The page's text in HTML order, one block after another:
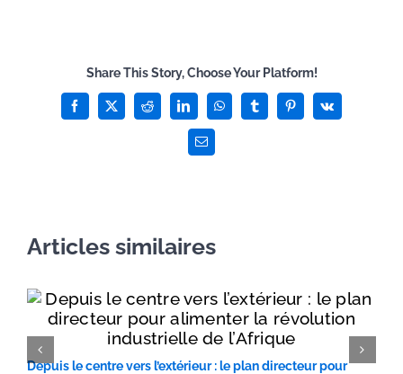
Share This Story, Choose Your Platform!
Facebook
X Reddit LinkedInWhatsAppTumblrPinterest
Vk
Email
Articles similaires
Depuis le centre vers l’extérieur : le plan directeur pour